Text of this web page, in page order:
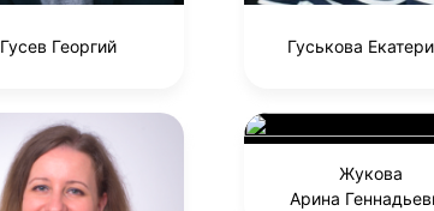
Гусев Георгий Гуськова
Жукова
Арина